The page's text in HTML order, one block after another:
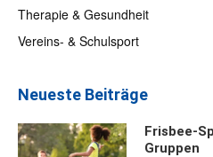
Therapie & Gesundheit
Vereins- & Schulsport
Neueste Beiträge
Frisbee-
Gruppen